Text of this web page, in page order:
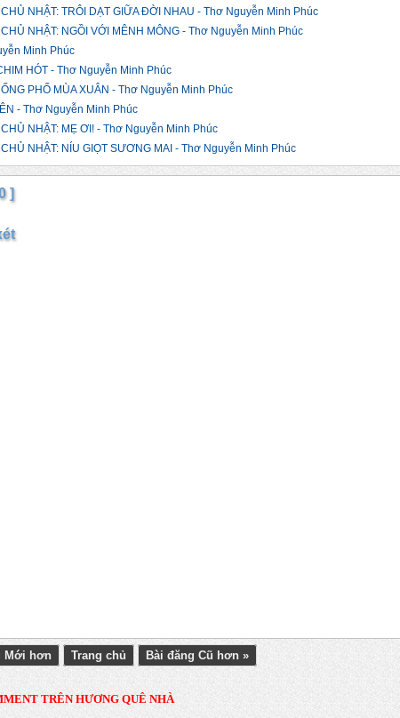
NHẬT: TRÔI DẠT GIỮA ĐỜI NHAU - Thơ Nguyễn Minh Phúc
NHẬT: NGỒI VỚI MÊNH MÔNG - Thơ Nguyễn Minh Phúc
Minh Phúc
HÓT - Thơ Nguyễn Minh Phúc
PHỐ MÙA XUÂN - Thơ Nguyễn Minh Phúc
- Thơ Nguyễn Minh Phúc
NHẬT: MẸ ƠI! - Thơ Nguyễn Minh Phúc
NHẬT: NÍU GIỌT SƯƠNG MAI - Thơ Nguyễn Minh Phúc
]
Mới hơn Trang chủ Bài đăng Cũ hơn »
TRÊN HƯƠNG QUÊ NHÀ